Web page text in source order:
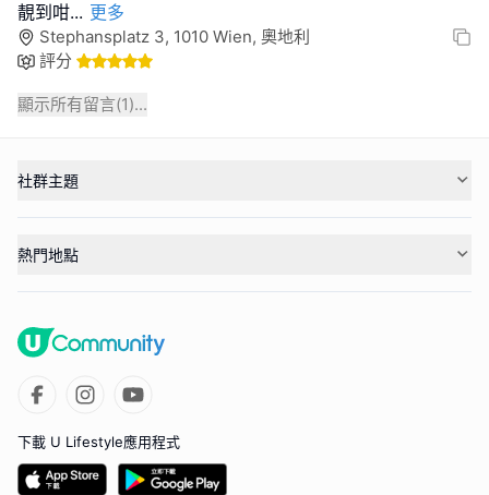
靚到咁... 更多
Stephansplatz 3, 1010 Wien, 奧地利
評分
顯示所有留言(1)...
社群主題
熱門地點
下載 U Lifestyle應用程式